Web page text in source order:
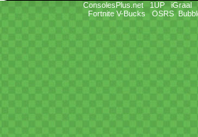
ConsolesPlus.net 1UP iGraal
Fortnite V-Bucks
OSRS